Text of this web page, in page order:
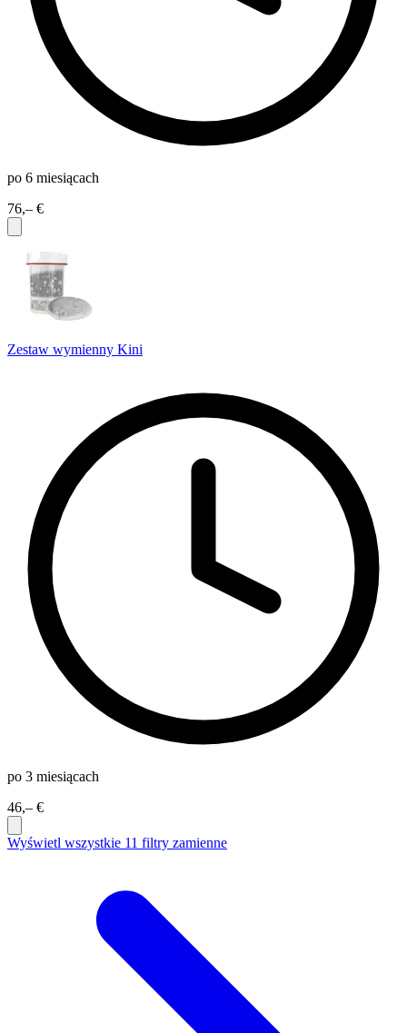
po 6 miesiącach
76,– €
Zestaw wymienny Kini
po 3 miesiącach
46,– €
Wyświetl wszystkie 11 filtry zamienne